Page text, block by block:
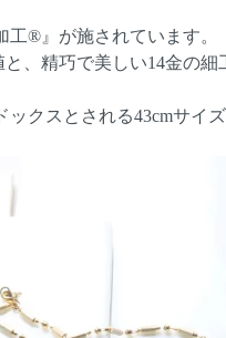
®』が施されています。
、精巧で美しい14金の
クスとされる43cmサイズ